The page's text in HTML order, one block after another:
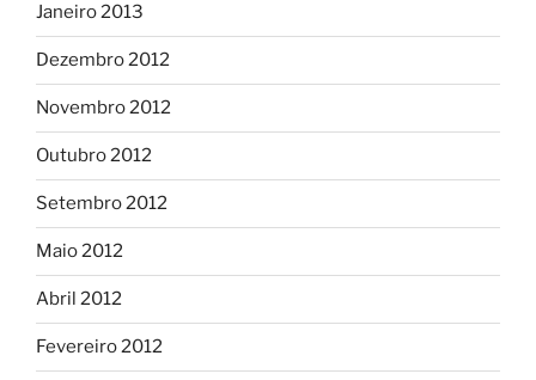
Janeiro 2013
Dezembro 2012
Novembro 2012
Outubro 2012
Setembro 2012
Maio 2012
Abril 2012
Fevereiro 2012